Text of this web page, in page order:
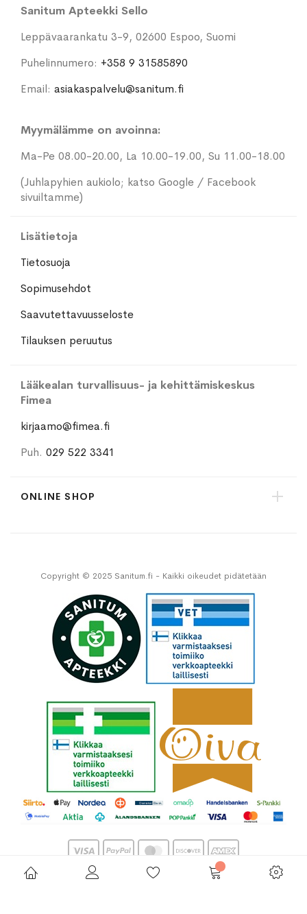
Sanitum Apteekki Sello
Leppävaarankatu 3-9, 02600 Espoo, Suomi
Puhelinnumero: +358 9 31585890
Email: asiakaspalvelu@sanitum.fi
Myymälämme on avoinna:
Ma-Pe 08.00-20.00, La 10.00-19.00, Su 11.00-18.00
(Juhlapyhien aukiolo; katso Google / Facebook
sivuiltamme)
Lisätietoja
Tietosuoja
Sopimusehdot
Saavutettavuusseloste
Tilauksen peruutus
Lääkealan turvallisuus- ja kehittämiskeskus
Fimea
kirjaamo@fimea.fi
Puh. 029 522 3341
ONLINE SHOP
Copyright © 2025 Sanitum.fi - Kaikki oikeudet pidätetään